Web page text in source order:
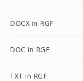
DOCX in RGF
DOC in RGF
TXT in RGF